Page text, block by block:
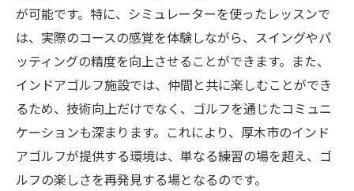
が可能です。特に、シミュレーターを使ったレッスンで
は、実際のコースの感覚を体験しながら、スイングやパ
ッティングの精度を向上させることができます。また、
インドアゴルフ施設では、仲間と共に楽しむことができ
るため、技術向上だけでなく、ゴルフを通じたコミュニ
ケーションも深まります。これにより、厚木市のインド
アゴルフが提供する環境は、単なる練習の場を超え、ゴ
ルフの楽しさを再発見する場となるのです。